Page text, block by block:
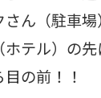
さん（駐車
ホテル）の
の前！！